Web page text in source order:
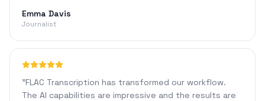
Emma Davis
Journalist
"FLAC Transcription has transformed our workflow.
The AI capabilities are impressive and the results are